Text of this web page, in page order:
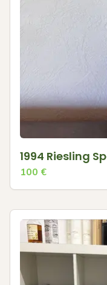
1994 Riesling
100 €